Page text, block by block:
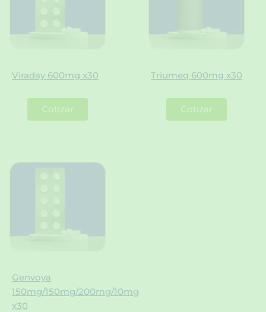
Viraday 600mg x30
Cotizar
Triumeq 600mg x30
Cotizar
Genvoya
150mg/150mg/200mg/10mg
x30